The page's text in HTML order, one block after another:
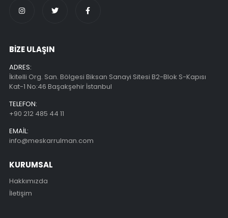
BİZE ULAŞIN
ADRES:
İkitelli Org. San. Bölgesi Biksan Sanayi Sitesi B2-Blok S-Kapısı
Kat-1 No:46 Başakşehir İstanbul
TELEFON:
+90 212 485 44 11
EMAIL:
info@meskarrulman.com
KURUMSAL
Hakkımızda
İletişim